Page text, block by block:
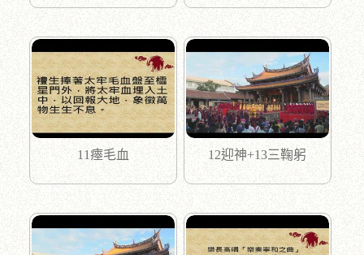
11瘞毛血 12迎神+13三鞠躬